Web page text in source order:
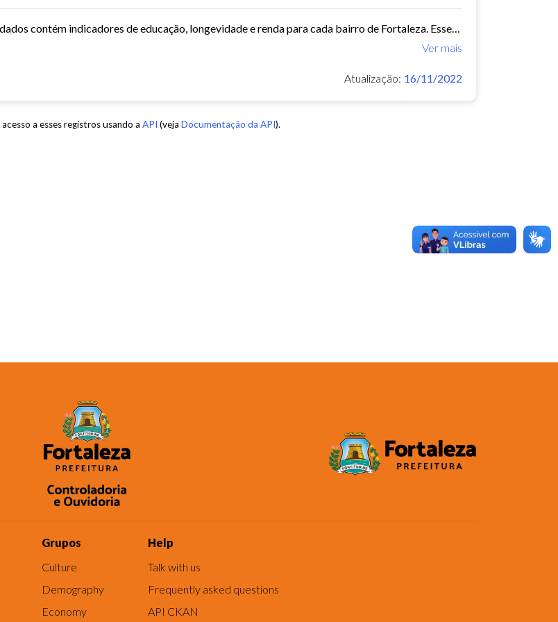
Este conjunto de dados contém indicadores de educação, longevidade e renda para cada bairro de Fortaleza. Esses três indicadores juntos formam o Indice de Desenvolvimento Humano...
Ver mais
Atualização: 16/11/2022
a esses registros usando a API (veja Documentação da API).
Grupos
Culture
Demography
Economy
Help
Talk with us
Frequently asked questions
API CKAN